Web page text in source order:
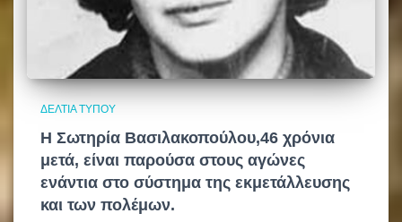
ΔΕΛΤΊΑ ΤΎΠΟΥ
Η Σωτηρία Βασιλακοπούλου,46 χρόνια
μετά, είναι παρούσα στους αγώνες
ενάντια στο σύστημα της εκμετάλλευσης
και των πολέμων.